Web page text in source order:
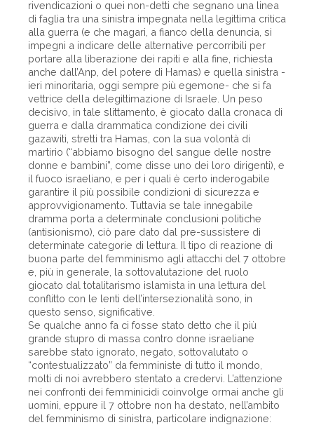
rivendicazioni o quei non-detti che segnano una linea
di faglia tra una sinistra impegnata nella legittima critica
alla guerra (e che magari, a fianco della denuncia, si
impegni a indicare delle alternative percorribili per
portare alla liberazione dei rapiti e alla fine, richiesta
anche dall’Anp, del potere di Hamas) e quella sinistra -
ieri minoritaria, oggi sempre più egemone- che si fa
vettrice della delegittimazione di Israele. Un peso
decisivo, in tale slittamento, è giocato dalla cronaca di
guerra e dalla drammatica condizione dei civili
gazawiti, stretti tra Hamas, con la sua volontà di
martirio (“abbiamo bisogno del sangue delle nostre
donne e bambini”, come disse uno dei loro dirigenti), e
il fuoco israeliano, e per i quali è certo inderogabile
garantire il più possibile condizioni di sicurezza e
approvvigionamento. Tuttavia se tale innegabile
dramma porta a determinate conclusioni politiche
(antisionismo), ciò pare dato dal pre-sussistere di
determinate categorie di lettura. Il tipo di reazione di
buona parte del femminismo agli attacchi del 7 ottobre
e, più in generale, la sottovalutazione del ruolo
giocato dal totalitarismo islamista in una lettura del
conflitto con le lenti dell’intersezionalità sono, in
questo senso, significative.
Se qualche anno fa ci fosse stato detto che il più
grande stupro di massa contro donne israeliane
sarebbe stato ignorato, negato, sottovalutato o
“contestualizzato” da femministe di tutto il mondo,
molti di noi avrebbero stentato a credervi. L’attenzione
nei confronti dei femminicidi coinvolge ormai anche gli
uomini, eppure il 7 ottobre non ha destato, nell’ambito
del femminismo di sinistra, particolare indignazione: